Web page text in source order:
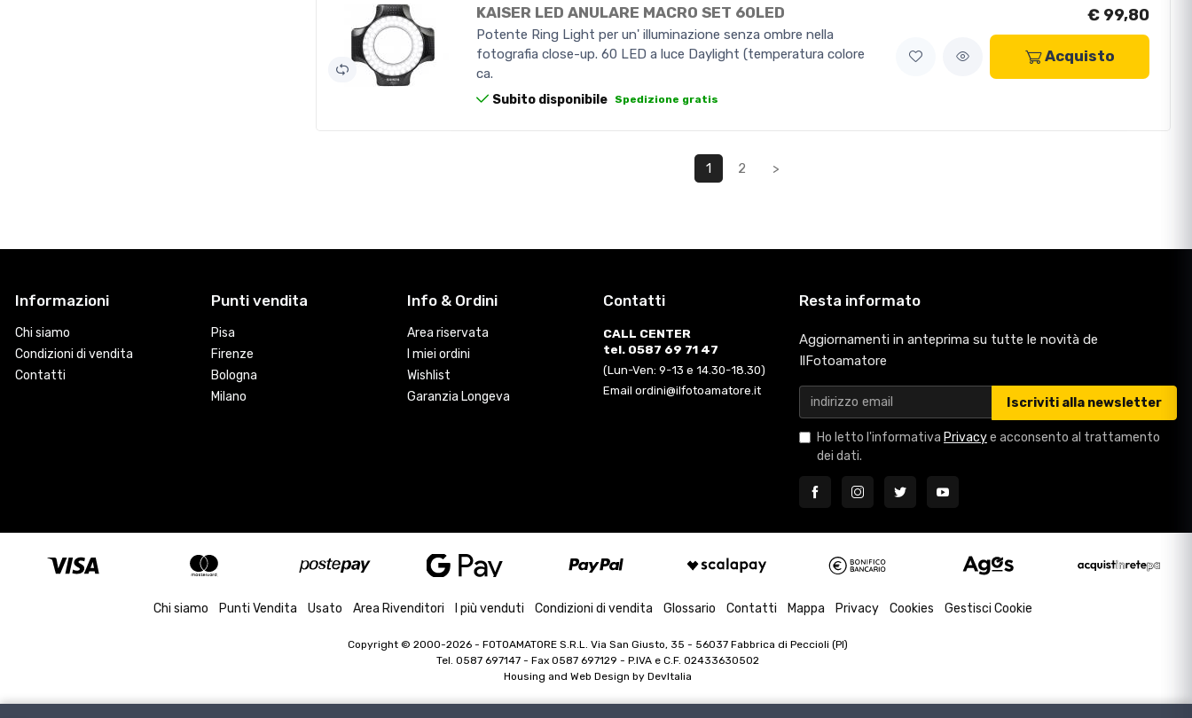
KAISER LED ANULARE MACRO SET 60LED
Potente Ring Light per un' illuminazione senza ombre nella
fotografia close-up. 60 LED a luce Daylight (temperatura colore
ca.
Subito disponibile Spedizione gratis
€ 99,80
Acquisto
1 2 >
Informazioni
Chi siamo
Condizioni di vendita
Contatti
Punti vendita
Pisa
Firenze
Bologna
Milano
Info & Ordini
Area riservata
I miei ordini
Wishlist
Garanzia Longeva
Contatti
CALL CENTER
tel. 0587 69 71 47
(Lun-Ven: 9-13 e 14.30-18.30)
Email ordini@ilfotoamatore.it
Resta informato
Aggiornamenti in anteprima su tutte le novità de
IlFotoamatore
Iscriviti alla newsletter
Ho letto l'informativa Privacye acconsento al trattamento
dei dati.
Chi siamo Punti Vendita Usato Area Rivenditori I più venduti Condizioni di vendita Glossario Contatti Mappa Privacy Cookies Gestisci Cookie
Copyright © 2000-2026 - FOTOAMATORE S.R.L. Via San Giusto, 35 - 56037 Fabbrica di Peccioli (PI)
Tel. 0587 697147 - Fax 0587 697129 - P.IVA e C.F. 02433630502
Housing and Web Design by DevItalia